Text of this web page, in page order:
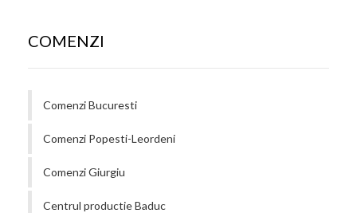
COMENZI
Comenzi Bucuresti
Comenzi Popesti-Leordeni
Comenzi Giurgiu
Centrul productie Baduc